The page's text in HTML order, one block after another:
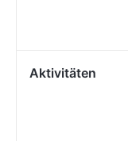
Aktivitäten